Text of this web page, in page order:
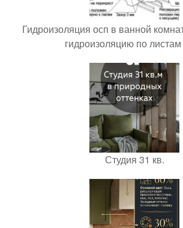
Гидроизоляция осп в ванной
гидроизоляцию по
Студия 31 кв.